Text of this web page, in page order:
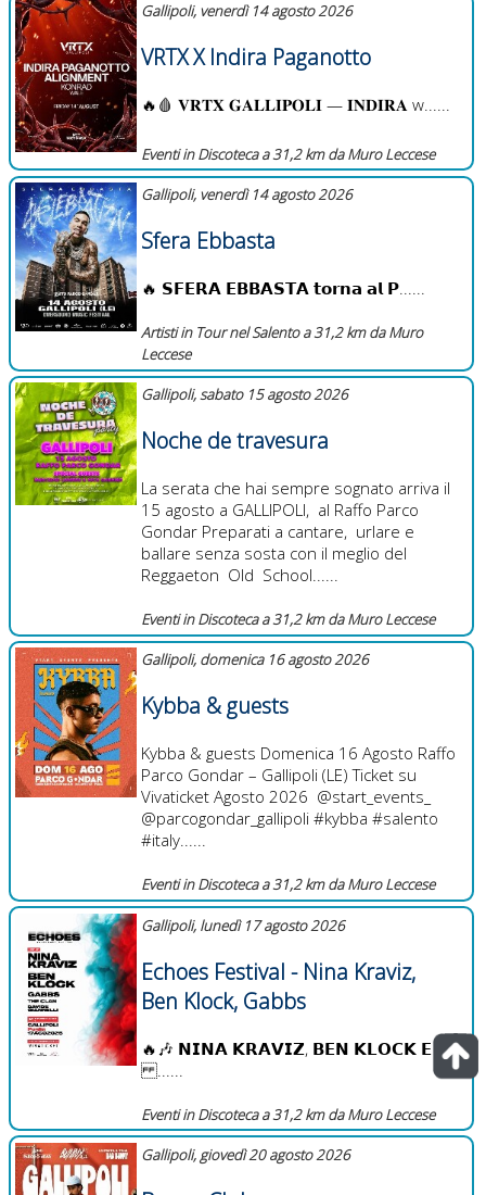
Gallipoli, venerdì 14 agosto 2026
VRTX X Indira Paganotto
🔥🩸 𝐕𝐑𝐓𝐗 𝐆𝐀𝐋𝐋𝐈𝐏𝐎𝐋𝐈 — 𝐈𝐍𝐃𝐈𝐑𝐀 w......
Eventi in Discoteca a 31,2 km da Muro Leccese
Gallipoli, venerdì 14 agosto 2026
Sfera Ebbasta
🔥 𝗦𝗙𝗘𝗥𝗔 𝗘𝗕𝗕𝗔𝗦𝗧𝗔 𝘁𝗼𝗿𝗻𝗮 𝗮𝗹 𝗣ҳ......
Artisti in Tour nel Salento a 31,2 km da Muro
Leccese
Gallipoli, sabato 15 agosto 2026
Noche de travesura
La serata che hai sempre sognato arriva il
15 agosto a GALLIPOLI, al Raffo Parco
Gondar Preparati a cantare, urlare e
ballare senza sosta con il meglio del
Reggaeton Old School......
Eventi in Discoteca a 31,2 km da Muro Leccese
Gallipoli, domenica 16 agosto 2026
Kybba & guests
Kybba & guests Domenica 16 Agosto Raffo
Parco Gondar – Gallipoli (LE) Ticket su
Vivaticket Agosto 2026 @start_events_
@parcogondar_gallipoli #kybba #salento
#italy......
Eventi in Discoteca a 31,2 km da Muro Leccese
Gallipoli, lunedì 17 agosto 2026
Echoes Festival - Nina Kraviz,
Ben Klock, Gabbs
🔥🎶 𝗡𝗜𝗡𝗔 𝗞𝗥𝗔𝗩𝗜𝗭, 𝗕𝗘𝗡 𝗞𝗟𝗢𝗖𝗞 𝗘
......
Eventi in Discoteca a 31,2 km da Muro Leccese
Gallipoli, giovedì 20 agosto 2026